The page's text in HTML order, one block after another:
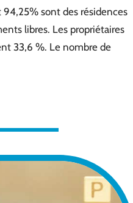
sont des résidences
libres. Les propriétaires
33,6 %. Le nombre de